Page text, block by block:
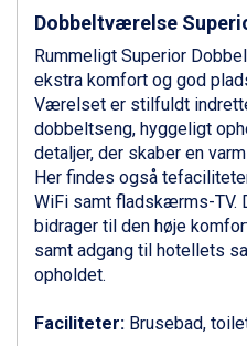
Ponte di Legno fra DKK
Bad Gastein fra DKK
Alleghe fra DKK 5.595
Sauze dOulx fra DKK
Arabba fra DKK 7.045
La Thuile fra DKK
Val Thorens fra DKK
Cervinia fra DKK 5.295
Sölden fra DKK 8.445
Bad Hofgastein fra
Passo Tonale fra DKK
Saalbach fra DKK 5.945
Sestriere fra DKK
Dobbeltværelse
Rummeligt Superior
ekstra komfort og god
Værelset er stilfuldt
dobbeltseng, hyggeligt
detaljer, der skaber en
Her findes også
WiFi samt fladskærms-
bidrager til den høje
samt adgang til hotellets
opholdet.
Faciliteter: Brusebad,